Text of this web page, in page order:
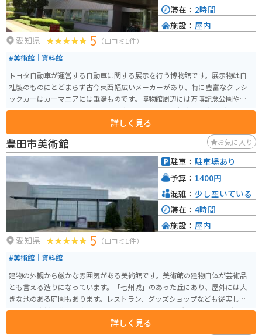
愛知県 5 （口コミ1件）
#美術館｜資料館
トヨタ自動車が運営する自動車に関する展示を行う博物館です。展示物は自
社製のものにとどまらず古今東西幅広いメーカーがあり、特に豊富なクラシ
ックカーはカーマニアには垂涎ものです。博物館周辺には万博記念公園やシ
ョッピングモールといった施設が豊富なので、周囲の観光や食事などと合わ
詳しく見る
滞在： 2時間
施設： 屋内
豊田市美術館 お気に入り
愛知県 5 （口コミ1件）
#美術館｜資料館
建物の外観から厳かな雰囲気がある美術館です。美術館の建物自体が芸術品
とも言える造りになっています。「七州城」のあった丘にあり、屋外には大
きな池のある庭園もあります。レストラン、グッズショップなども従実してい
るので、自然と芸術を楽しみながら過ごすには良い場所です。 季節や時期に
よって催し物も変わるため、何度足を運んでも飽きることはありません。
詳しく見る
駐車： 駐車場あり
予算： 1400円
混雑： 少し空いている
滞在： 4時間
施設： 屋内